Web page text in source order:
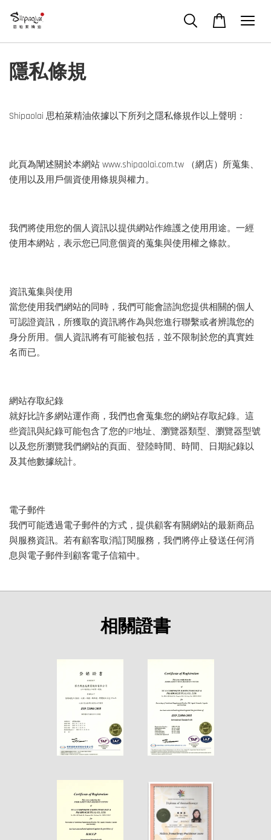
隱私條規
Shipaolai 思柏萊精油依據以下所列之隱私條規作以上聲明：
此頁為闡述關於本網站 www.shipaolai.com.tw （網店）所蒐集、
使用以及用戶個資使用條規與權力。
我們將使用您的個人資訊以提供網站作維護之使用用途。一經
使用本網站，表示您已同意個資的蒐集與使用權之條款。
資訊蒐集與使用
當您使用我們網站的同時，我們可能會諮詢您提供相關的個人
可認證資訊，所獲取的資訊將作為與您進行聯繫或者辨識您的
身分所用。個人資訊將有可能被包括，並不限制於您的真實姓
名而已。
網站存取紀錄
就好比許多網站運作商，我們也會蒐集您的網站存取紀錄。這
些資訊與紀錄可能包含了您的IP地址、瀏覽器類型、瀏覽器型號
以及您所瀏覽我們網站的頁面、登陸時間、時間、日期紀錄以
及其他數據統計。
電子郵件
我們可能透過電子郵件的方式，提供顧客有關網站的最新商品
與服務資訊。若有顧客取消訂閱服務，我們將停止發送任何消
息與電子郵件到顧客電子信箱中。
相關證書